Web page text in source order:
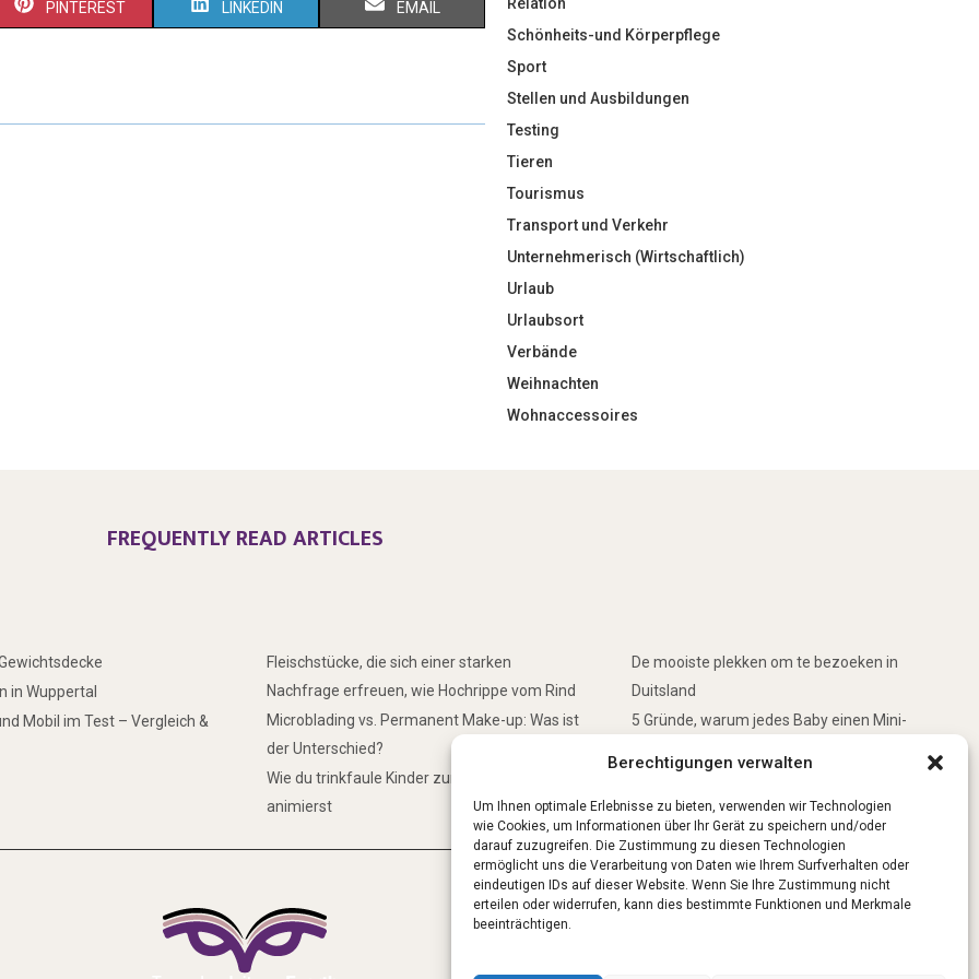
Berechtigungen verwalten
Um Ihnen optimale Erlebnisse zu bieten, verwenden wir Technologien
wie Cookies, um Informationen über Ihr Gerät zu speichern und/oder
darauf zuzugreifen. Die Zustimmung zu diesen Technologien
ermöglicht uns die Verarbeitung von Daten wie Ihrem Surfverhalten oder
eindeutigen IDs auf dieser Website. Wenn Sie Ihre Zustimmung nicht
erteilen oder widerrufen, kann dies bestimmte Funktionen und Merkmale
beeinträchtigen.
PINTEREST LINKEDIN EMAIL
Schönheits-und Körperpflege
Sport
Stellen und Ausbildungen
Testing
Tieren
Tourismus
Transport und Verkehr
Unternehmerisch (Wirtschaftlich)
Urlaub
Urlaubsort
Verbände
Weihnachten
Wohnaccessoires
FREQUENTLY READ ARTICLES
in Wuppertal
Mobil im Test – Vergleich &
Fleischstücke, die sich einer starken
Nachfrage erfreuen, wie Hochrippe vom Rind
Microblading vs. Permanent Make-up: Was ist
der Unterschied?
Wie du trinkfaule Kinder zum Trinken
animierst
De mooiste plekken om te bezoeken in
Duitsland
5 Gründe, warum jedes Baby einen Mini-